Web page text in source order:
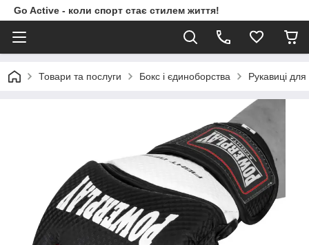
Go Active - коли спорт стає стилем життя!
Товари та послуги Бокс і єдиноборства Рукавиці